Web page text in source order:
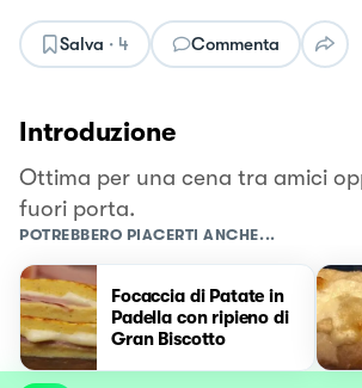
Salva · 4 Commenta
Introduzione
Ottima per una cena tra amici
fuori porta.
POTREBBERO PIACERTI ANCHE...
Focaccia di Patate in
Padella con ripieno di
Gran Biscotto